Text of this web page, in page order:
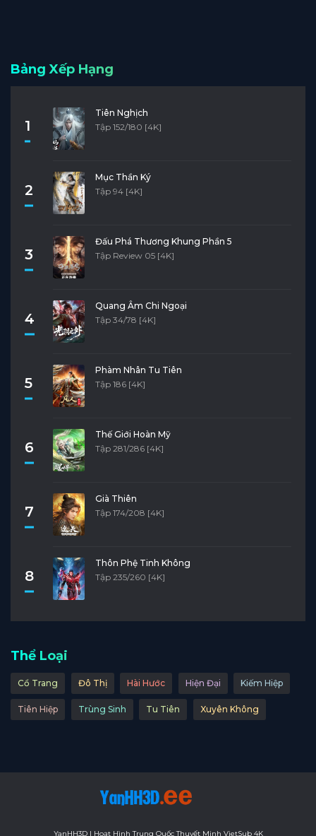
Bảng Xếp Hạng
1
Tiên Nghịch
Tập 152/180 [4K]
2
Mục Thần Ký
Tập 94 [4K]
3
Đấu Phá Thương Khung Phần 5
Tập Review 05 [4K]
4
Quang Âm Chi Ngoại
Tập 34/78 [4K]
5
Phàm Nhân Tu Tiên
Tập 186 [4K]
6
Thế Giới Hoàn Mỹ
Tập 281/286 [4K]
7
Già Thiên
Tập 174/208 [4K]
8
Thôn Phệ Tinh Không
Tập 235/260 [4K]
Thể Loại
Cổ Trang Đô Thị Hài Hước Hiện Đại Kiếm Hiệp
Tiên Hiệp Trùng Sinh Tu Tiên Xuyên Không
YanHH3D | Hoạt Hình Trung Quốc Thuyết Minh VietSub 4K